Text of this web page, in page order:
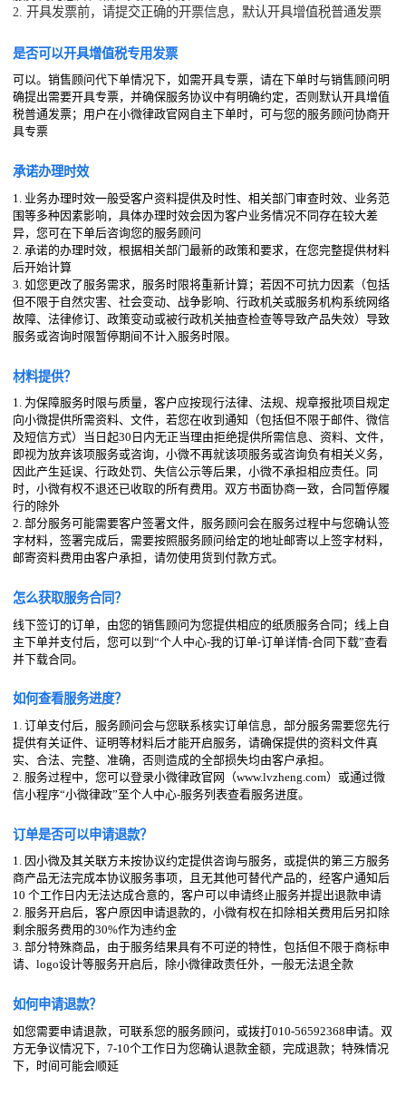
2. 开具发票前，请提交正确的开票信息，默认开具增值税普通发票
是否可以开具增值税专用发票
可以。销售顾问代下单情况下，如需开具专票，请在下单时与销售顾问明
确提出需要开具专票，并确保服务协议中有明确约定，否则默认开具增值
税普通发票；用户在小微律政官网自主下单时，可与您的服务顾问协商开
具专票
承诺办理时效
1. 业务办理时效一般受客户资料提供及时性、相关部门审查时效、业务范
围等多种因素影响，具体办理时效会因为客户业务情况不同存在较大差
异，您可在下单后咨询您的服务顾问
2. 承诺的办理时效，根据相关部门最新的政策和要求，在您完整提供材料
后开始计算
3. 如您更改了服务需求，服务时限将重新计算；若因不可抗力因素（包括
但不限于自然灾害、社会变动、战争影响、行政机关或服务机构系统网络
故障、法律修订、政策变动或被行政机关抽查检查等导致产品失效）导致
服务或咨询时限暂停期间不计入服务时限。
材料提供？
1. 为保障服务时限与质量，客户应按现行法律、法规、规章报批项目规定
向小微提供所需资料、文件，若您在收到通知（包括但不限于邮件、微信
及短信方式）当日起30日内无正当理由拒绝提供所需信息、资料、文件，
即视为放弃该项服务或咨询，小微不再就该项服务或咨询负有相关义务，
因此产生延误、行政处罚、失信公示等后果，小微不承担相应责任。同
时，小微有权不退还已收取的所有费用。双方书面协商一致，合同暂停履
行的除外
2. 部分服务可能需要客户签署文件，服务顾问会在服务过程中与您确认签
字材料，签署完成后，需要按照服务顾问给定的地址邮寄以上签字材料，
邮寄资料费用由客户承担，请勿使用货到付款方式。
怎么获取服务合同？
线下签订的订单，由您的销售顾问为您提供相应的纸质服务合同；线上自
主下单并支付后，您可以到“个人中心-我的订单-订单详情-合同下载”查看
并下载合同。
如何查看服务进度？
1. 订单支付后，服务顾问会与您联系核实订单信息，部分服务需要您先行
提供有关证件、证明等材料后才能开启服务，请确保提供的资料文件真
实、合法、完整、准确，否则造成的全部损失均由客户承担。
2. 服务过程中，您可以登录小微律政官网（www.lvzheng.com）或通过微
信小程序“小微律政”至个人中心-服务列表查看服务进度。
订单是否可以申请退款？
1. 因小微及其关联方未按协议约定提供咨询与服务，或提供的第三方服务
商产品无法完成本协议服务事项，且无其他可替代产品的，经客户通知后
10 个工作日内无法达成合意的，客户可以申请终止服务并提出退款申请
2. 服务开启后，客户原因申请退款的，小微有权在扣除相关费用后另扣除
剩余服务费用的30%作为违约金
3. 部分特殊商品，由于服务结果具有不可逆的特性，包括但不限于商标申
请、logo设计等服务开启后，除小微律政责任外，一般无法退全款
如何申请退款？
如您需要申请退款，可联系您的服务顾问，或拨打010-56592368申请。双
方无争议情况下，7-10个工作日为您确认退款金额，完成退款；特殊情况
下，时间可能会顺延